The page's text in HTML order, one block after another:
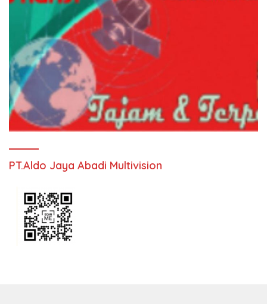
PT.Aldo Jaya Abadi Multivision